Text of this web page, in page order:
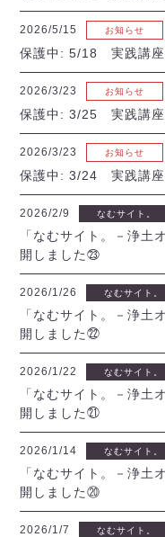
2026/5/15 お知らせ
保護中: 5/18 実践講
2026/3/23 お知らせ
保護中: 3/25 実践講
2026/3/23 お知らせ
保護中: 3/24 実践講
2026/2/9 なむサイト。
「なむサイト。－浄土
開しました㉓
2026/1/26 なむサイト。
「なむサイト。－浄土
開しました㉒
2026/1/22 なむサイト。
「なむサイト。－浄土
開しました㉑
2026/1/14 なむサイト。
「なむサイト。－浄土
開しました⑳
2026/1/7 なむサイト。